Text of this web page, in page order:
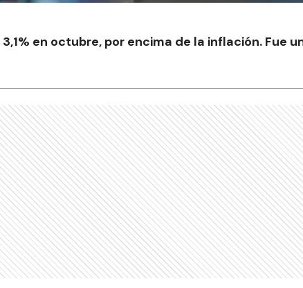
en octubre, por encima de la inflación. Fue